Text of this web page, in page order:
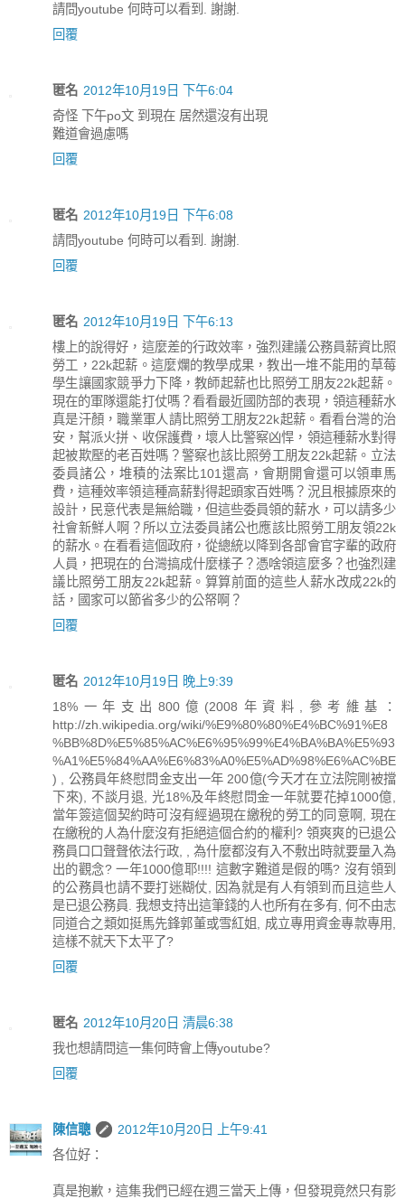
請問youtube 何時可以看到. 謝謝.
回覆
匿名 2012年10月19日 下午6:04
奇怪 下午po文 到現在 居然還沒有出現
難道會過慮嗎
回覆
匿名 2012年10月19日 下午6:08
請問youtube 何時可以看到. 謝謝.
回覆
匿名 2012年10月19日 下午6:13
樓上的說得好，這麼差的行政效率，強烈建議公務員薪資比照
勞工，22k起薪。這麼爛的教學成果，教出一堆不能用的草莓
學生讓國家競爭力下降，教師起薪也比照勞工朋友22k起薪。
現在的軍隊還能打仗嗎？看看最近國防部的表現，領這種薪水
真是汗顏，職業軍人請比照勞工朋友22k起薪。看看台灣的治
安，幫派火拼、收保護費，壞人比警察凶悍，領這種薪水對得
起被欺壓的老百姓嗎？警察也該比照勞工朋友22k起薪。立法
委員諸公，堆積的法案比101還高，會期開會還可以領車馬
費，這種效率領這種高薪對得起頭家百姓嗎？況且根據原來的
設計，民意代表是無給職，但這些委員領的薪水，可以請多少
社會新鮮人啊？所以立法委員諸公也應該比照勞工朋友領22k
的薪水。在看看這個政府，從總統以降到各部會官字輩的政府
人員，把現在的台灣搞成什麼樣子？憑啥領這麼多？也強烈建
議比照勞工朋友22k起薪。算算前面的這些人薪水改成22k的
話，國家可以節省多少的公帑啊？
回覆
匿名 2012年10月19日 晚上9:39
18%一年支出800億(2008年資料,參考維基：
http://zh.wikipedia.org/wiki/%E9%80%80%E4%BC%91%E8
%BB%8D%E5%85%AC%E6%95%99%E4%BA%BA%E5%93
%A1%E5%84%AA%E6%83%A0%E5%AD%98%E6%AC%BE
) , 公務員年終慰問金支出一年 200億(今天才在立法院剛被擋
下來), 不談月退, 光18%及年終慰問金一年就要花掉1000億,
當年簽這個契約時可沒有經過現在繳稅的勞工的同意啊, 現在
在繳稅的人為什麼沒有拒絕這個合約的權利? 領爽爽的已退公
務員口口聲聲依法行政, , 為什麼都沒有入不敷出時就要量入為
出的觀念? 一年1000億耶!!!! 這數字難道是假的嗎? 沒有領到
的公務員也請不要打迷糊仗, 因為就是有人有領到而且這些人
是已退公務員. 我想支持出這筆錢的人也所有在多有, 何不由志
同道合之類如挺馬先鋒郭董或雪紅姐, 成立專用資金專款專用,
這樣不就天下太平了?
回覆
匿名 2012年10月20日 清晨6:38
我也想請問這一集何時會上傳youtube?
回覆
陳信聰
2012年10月20日 上午9:41
各位好：
真是抱歉，這集我們已經在週三當天上傳，但發現竟然只有影